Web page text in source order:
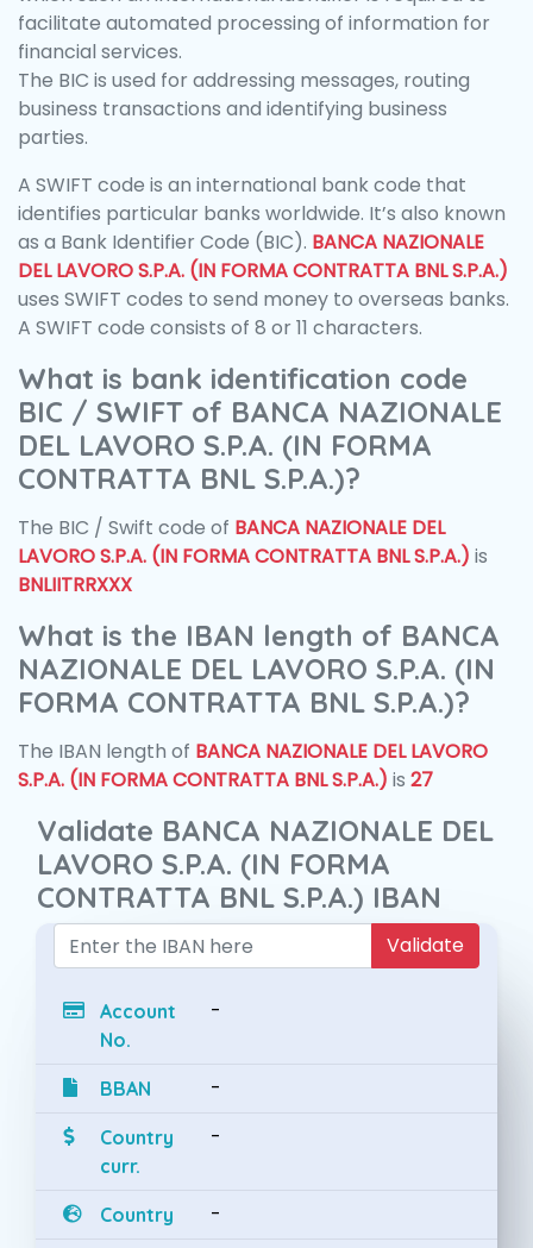
facilitate automated processing of information for
financial services.
The BIC is used for addressing messages, routing
business transactions and identifying business
parties.
A SWIFT code is an international bank code that
identifies particular banks worldwide. It’s also known
as a Bank Identifier Code (BIC). BANCA NAZIONALE
DEL LAVORO S.P.A. (IN FORMA CONTRATTA BNL S.P.A.)
uses SWIFT codes to send money to overseas banks.
A SWIFT code consists of 8 or 11 characters.
What is bank identification code
BIC / SWIFT of BANCA NAZIONALE
DEL LAVORO S.P.A. (IN FORMA
CONTRATTA BNL S.P.A.)?
The BIC / Swift code of BANCA NAZIONALE DEL
LAVORO S.P.A. (IN FORMA CONTRATTA BNL S.P.A.) is
BNLIITRRXXX
What is the IBAN length of BANCA
NAZIONALE DEL LAVORO S.P.A. (IN
FORMA CONTRATTA BNL S.P.A.)?
The IBAN length of BANCA NAZIONALE DEL LAVORO
S.P.A. (IN FORMA CONTRATTA BNL S.P.A.) is 27
Validate BANCA NAZIONALE DEL
LAVORO S.P.A. (IN FORMA
CONTRATTA BNL S.P.A.) IBAN
Validate
Account
No.
-
BBAN -
Country
curr.
-
Country -